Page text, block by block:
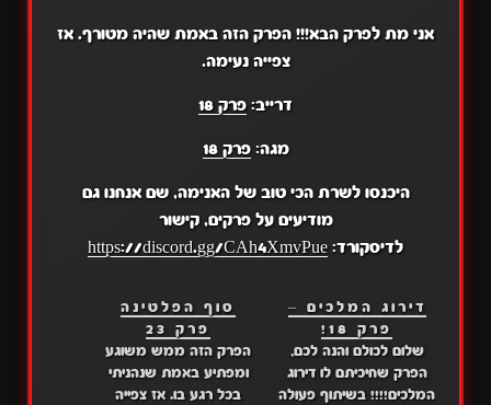
אני מת לפרק הבא!!! הפרק הזה באמת שהיה מטורף. אז
צפייה נעימה.
דרייב: פרק 18
מגה:פרק 18
היכנסו לשרת הכי טוב של האנימה, שם אנחנו גם
מודיעים על פרקים, קישור
לדיסקורד: https://discord.gg/CAh4XmvPue
דירוג המלכים –
פרק 18!
שלום לכולם והנה לכם,
הפרק שחיכיתם לו דירוג
המלכים!!!! בשיתוף פעולה
סוף הפלטינה
פרק 23
הפרק הזה ממש משוגע
ומפתיע באמת שנהניתי
בכל רגע בו. אז צפייה